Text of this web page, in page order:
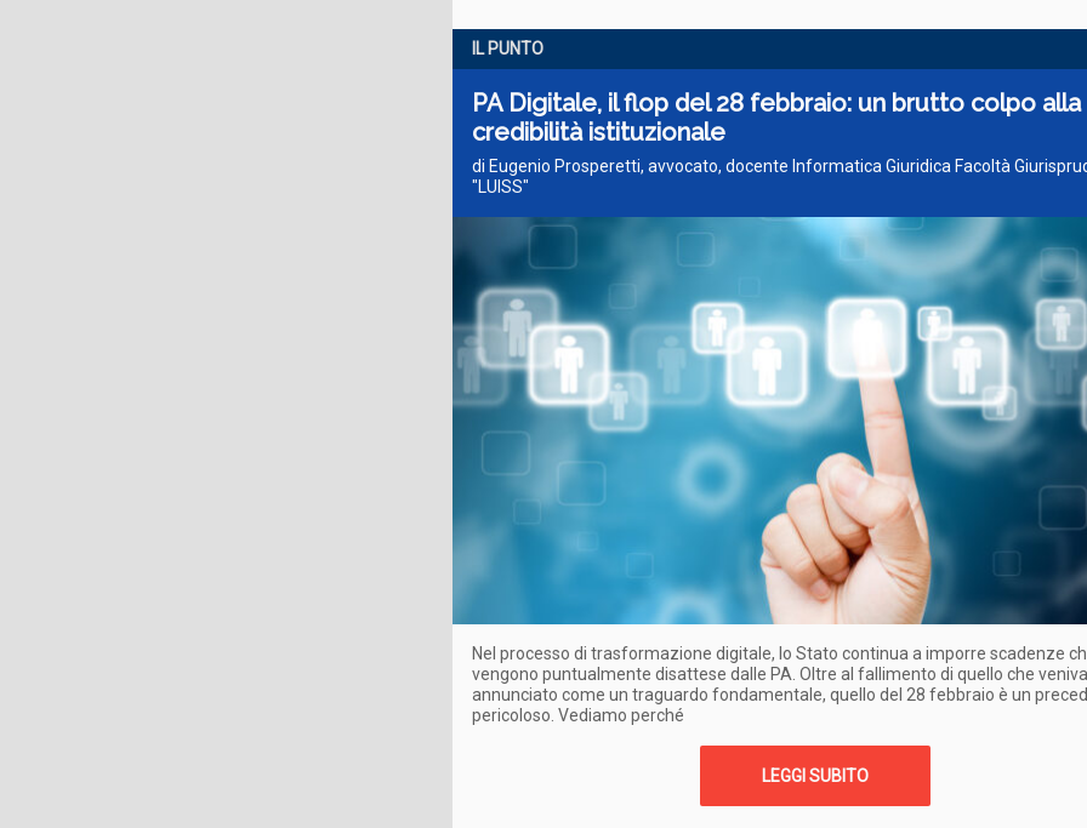
IL PUNTO
PA Digitale, il flop del 28 febbraio: un brutto colpo alla
credibilità istituzionale
di Eugenio Prosperetti, avvocato, docente Informatica Giuridica Facoltà
"LUISS"
Nel processo di trasformazione digitale, lo Stato continua a imporre scadenze
vengono puntualmente disattese dalle PA. Oltre al fallimento di quello che veniva
annunciato come un traguardo fondamentale, quello del 28 febbraio è un
pericoloso. Vediamo perché
LEGGI SUBITO